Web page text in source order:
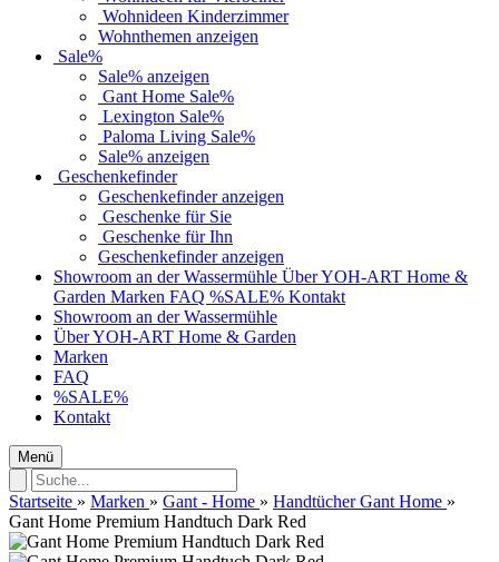
Wohnideen Kinderzimmer
Wohnthemen anzeigen
Sale%
Sale% anzeigen
Gant Home Sale%
Lexington Sale%
Paloma Living Sale%
Sale% anzeigen
Geschenkefinder
Geschenkefinder anzeigen
Geschenke für Sie
Geschenke für Ihn
Geschenkefinder anzeigen
Showroom an der Wassermühle Über YOH-ART Home &
Garden Marken FAQ %SALE% Kontakt
Showroom an der Wassermühle
Über YOH-ART Home & Garden
Marken
FAQ
%SALE%
Kontakt
Menü
Startseite » Marken » Gant - Home » Handtücher Gant Home »
Gant Home Premium Handtuch Dark Red